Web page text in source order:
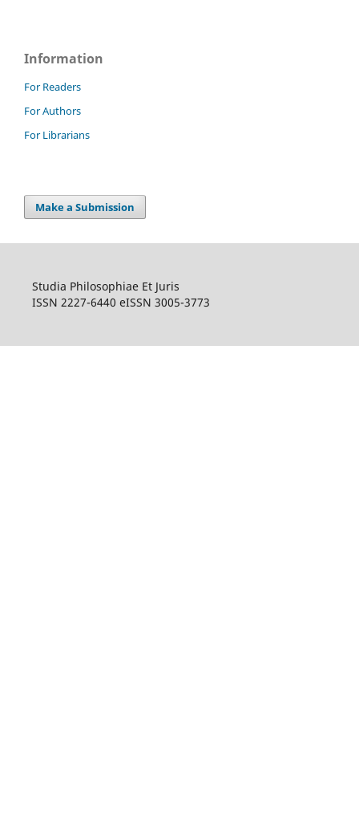
Information
For Readers
For Authors
For Librarians
Make a Submission
Studia Philosophiae Et Juris
ISSN 2227-6440 eISSN 3005-3773